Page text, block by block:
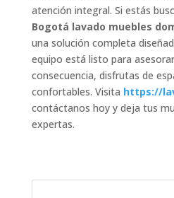
atención integral. Si estás
Bogotá lavado muebles
una solución completa
equipo está listo para
consecuencia, disfrutas de
confortables. Visita https://
contáctanos hoy y deja tus
expertas.